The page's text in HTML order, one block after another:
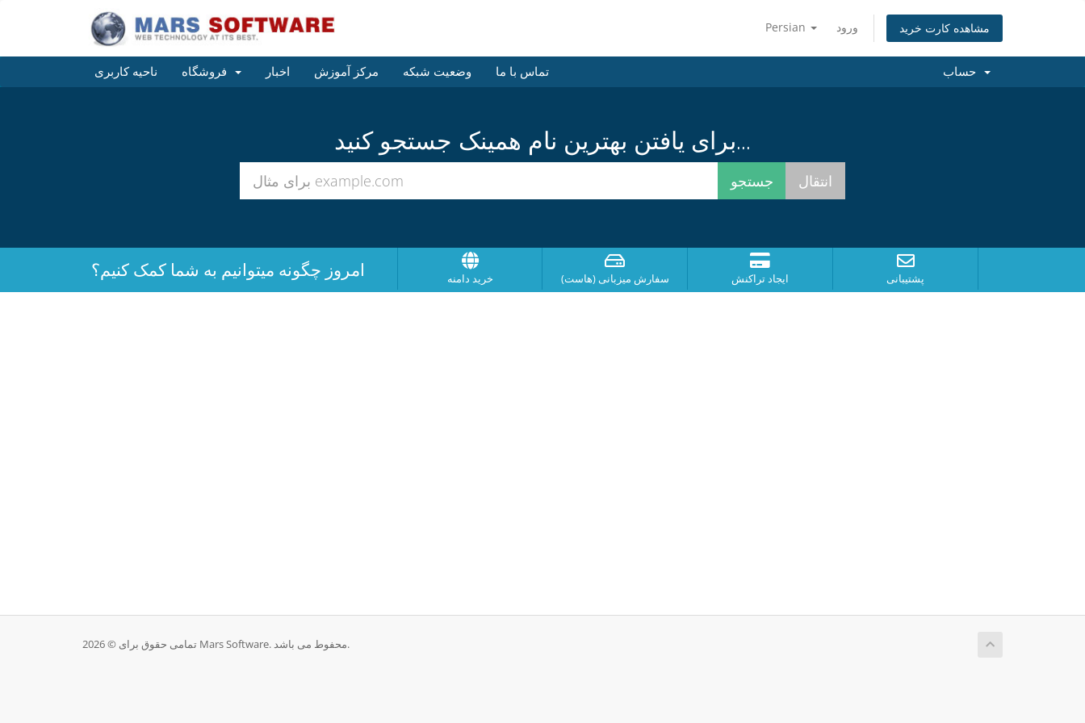
Persian ورود مشاهده کارت خرید
ناحیه کاربری اخبار مرکز آموزش وضعیت شبکه تماس با ما
برای یافتن بهترین نام همینک جستجو کنید...
امروز چگونه میتوانیم به شما کمک کنیم؟ خرید دامنه سفارش میزبانی (هاست) ایجاد تراکنش پشتیبانی
تمامی حقوق برای © 2026 Mars Software. محفوط می باشد.